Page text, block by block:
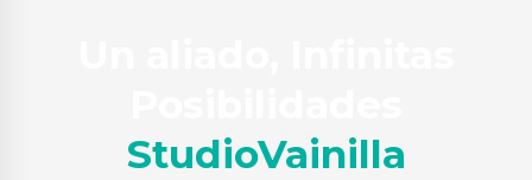
StudioVainilla